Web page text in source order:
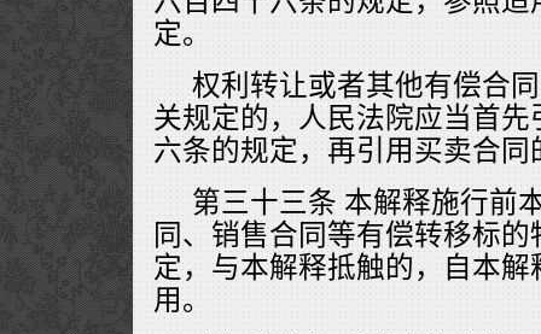
定。
权利转让或者其他有偿合
关规定的，人民法院应当首
六条的规定，再引用买卖合同
第三十三条 本解释施行前
同、销售合同等有偿转移标
定，与本解释抵触的，自本
用。